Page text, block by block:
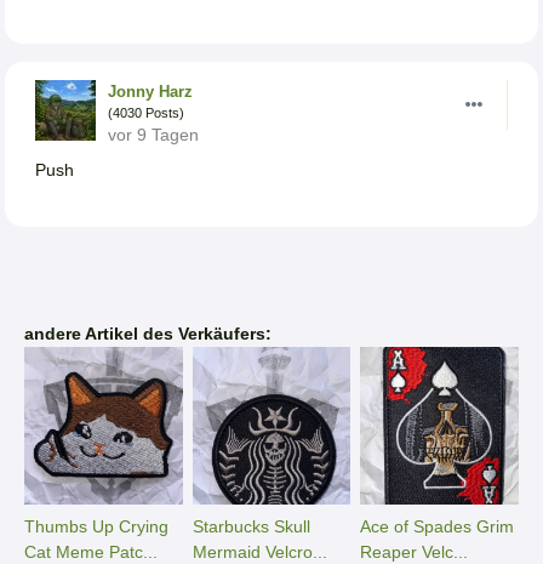
Jonny Harz
(4030 Posts)
vor 9 Tagen
Push
andere Artikel des Verkäufers:
Thumbs Up Crying
Cat Meme Patc...
Starbucks Skull
Mermaid Velcro...
Ace of Spades Grim
Reaper Velc...